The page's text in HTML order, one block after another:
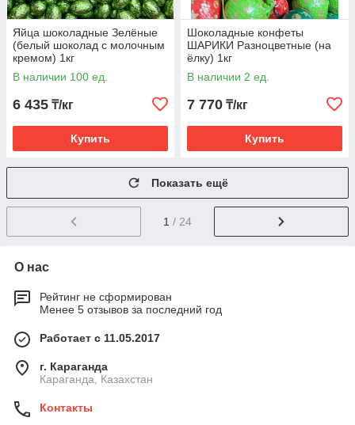
Яйца шоколадные Зелёные
(белый шоколад с молочным
кремом) 1кг
В наличии 100 ед.
6 435 ₸/кг
Купить
Шоколадные конфеты
ШАРИКИ Разноцветные (на
ёлку) 1кг
В наличии 2 ед.
7 770 ₸/кг
Купить
Показать ещё
1 / 24
О нас
Рейтинг не сформирован
Менее 5 отзывов за последний год
Работает с 11.05.2017
г. Караганда
Караганда, Казахстан
Контакты